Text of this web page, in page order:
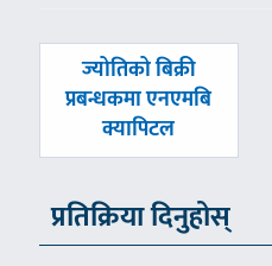
पछिल्लाे
-
ज्योतिको बिक्री
प्रबन्धकमा एनएमबि
क्यापिटल
प्रतिक्रिया दिनुहोस्